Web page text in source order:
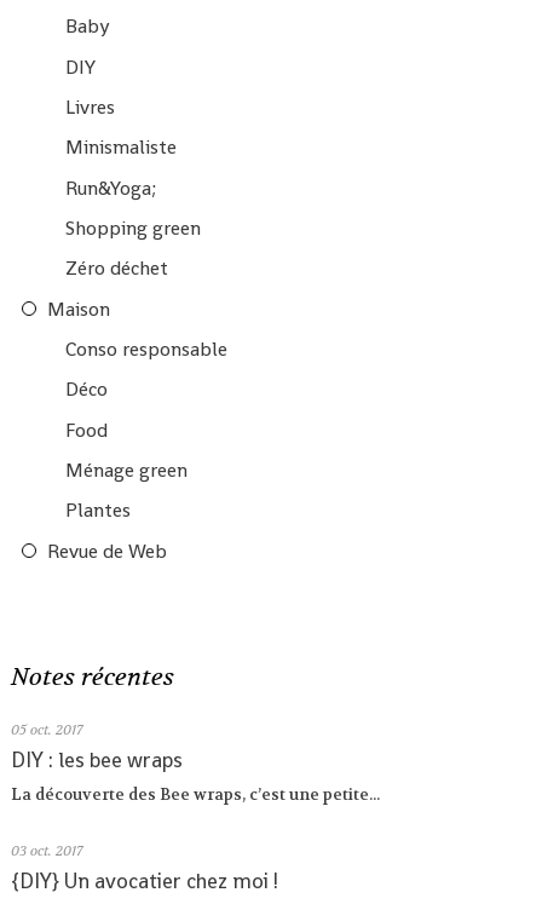
Baby
DIY
Livres
Minismaliste
Run&Yoga;
Shopping green
Zéro déchet
Maison
Conso responsable
Déco
Food
Ménage green
Plantes
Revue de Web
Notes récentes
05 oct. 2017
DIY : les bee wraps
La découverte des Bee wraps, c’est une petite...
03 oct. 2017
{DIY} Un avocatier chez moi !